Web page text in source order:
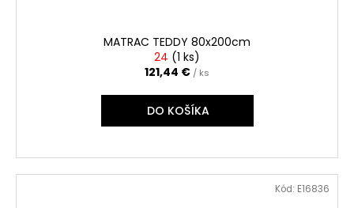
MATRAC TEDDY 80x200cm
24 (1 ks)
121,44 € / ks
DO KOŠÍKA
Kód: E16836